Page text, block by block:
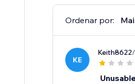
Ordenar por:
KE
Keith8622
Unusable